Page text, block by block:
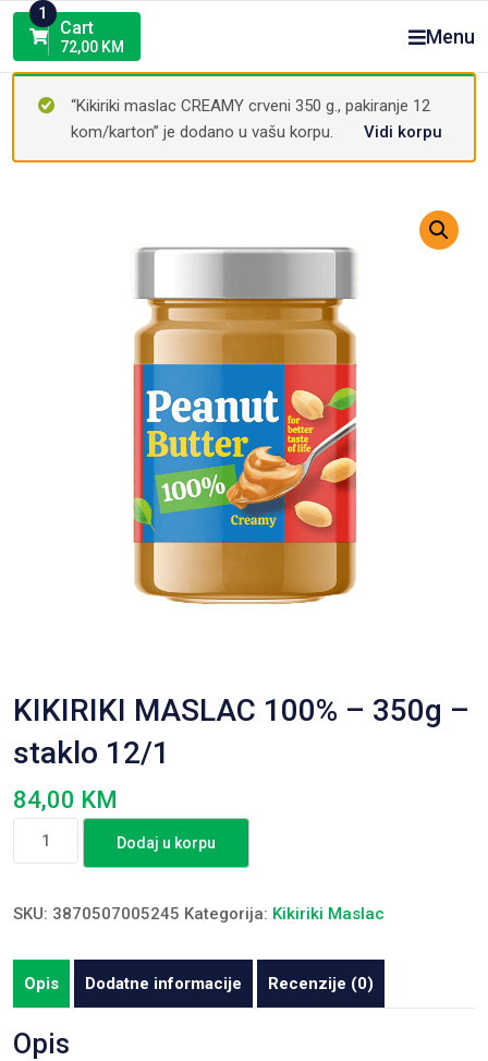
Skip
content
1
Cart
72,00 KM Menu
“Kikiriki maslac CREAMY crveni 350 g., pakiranje 12
kom/karton” je dodano u vašu korpu.
Vidi korpu
KIKIRIKI MASLAC 100% – 350g –
staklo 12/1
84,00 KM
KIKIRIKI
-
-
staklo
12/1
količina
Dodaj u korpu
SKU: 3870507005245 Kategorija: Kikiriki Maslac
Opis Dodatne informacije Recenzije (0)
Opis